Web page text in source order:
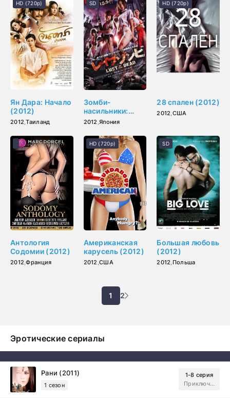
Ян Дара: Начало
(2012)
2012,Таиланд
HD (720p)
Зомби-
насильники:
Похоть
(2012)
2012 ,Япония
SD
28 спален (2012)
2012,США
HD (720p)
Антология
Содомии (2012)
2012,Франция
Американская
карусель (2012)
2012 ,США
HD (720p)
Большая любовь
(2012)
2012,Польша
SD
1 2
Эротические сериалы
Рани (2011)
1 сезон
1-8 серия
Приключения, Зарубежный, Мелодрама